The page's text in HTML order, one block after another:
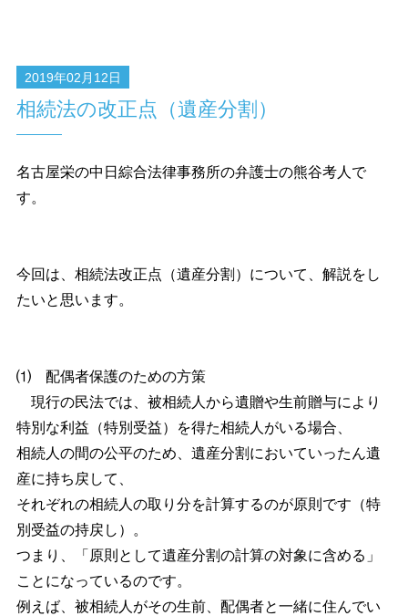
2019年02月12日
相続法の改正点（遺産分割）
名古屋栄の中日綜合法律事務所の弁護士の熊谷考人で
す。
今回は、相続法改正点（遺産分割）について、解説をし
たいと思います。
⑴ 配偶者保護のための方策
現行の民法では、被相続人から遺贈や生前贈与により
特別な利益（特別受益）を得た相続人がいる場合、
相続人の間の公平のため、遺産分割においていったん遺
産に持ち戻して、
それぞれの相続人の取り分を計算するのが原則です（特
別受益の持戻し）。
つまり、「原則として遺産分割の計算の対象に含める」
ことになっているのです。
例えば、被相続人がその生前、配偶者と一緒に住んでい